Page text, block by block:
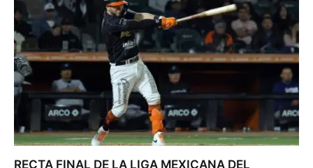
RECTA FINAL DE LA LIGA MEXICANA DEL